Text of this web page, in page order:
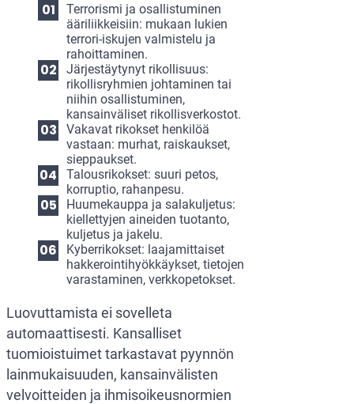
Terrorismi ja osallistuminen
ääriliikkeisiin: mukaan lukien
terrori-iskujen valmistelu ja
rahoittaminen.
Järjestäytynyt rikollisuus:
rikollisryhmien johtaminen tai
niihin osallistuminen,
kansainväliset rikollisverkostot.
Vakavat rikokset henkilöä
vastaan: murhat, raiskaukset,
sieppaukset.
Talousrikokset: suuri petos,
korruptio, rahanpesu.
Huumekauppa ja salakuljetus:
kiellettyjen aineiden tuotanto,
kuljetus ja jakelu.
Kyberrikokset: laajamittaiset
hakkerointihyökkäykset, tietojen
varastaminen, verkkopetokset.
Luovuttamista ei sovelleta
automaattisesti. Kansalliset
tuomioistuimet tarkastavat pyynnön
lainmukaisuuden, kansainvälisten
velvoitteiden ja ihmisoikeusnormien